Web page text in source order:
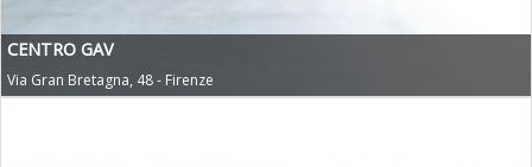
CENTRO GAV
Via Gran Bretagna, 48 - Firenze